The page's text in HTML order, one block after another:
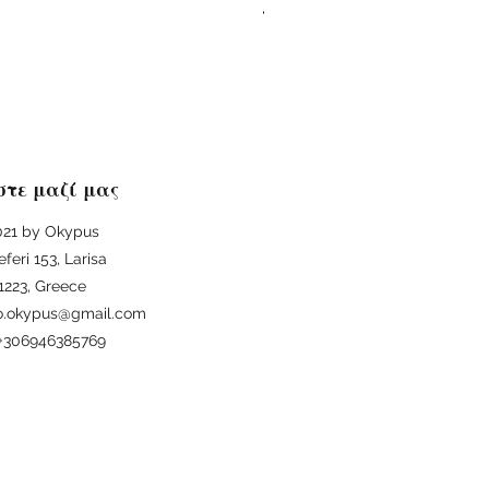
Regular Price
€25.00
μαζί μας
by Okypus
153, Larisa
Greece